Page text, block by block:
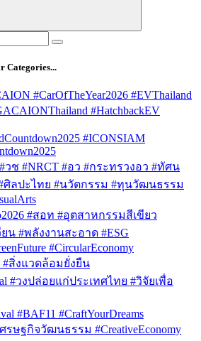
Categories...
#CarOfTheYear2026 #EVThailand
#HatchbackEV
#ICONSIAM
วช #NRCT #อว #กระทรวงอว #ทัศน
#ศิลปะไทย #นวัตกรรม #ทุนวัฒนธรรม
#สอท #อุตสาหกรรมสีเขียว
น #พลังงานสะอาด #ESG
#CircularEconomy
#สิ่งแวดล้อมยั่งยืน
#วงปล่อยแก่ประเทศไทย #วิจัยเพื่อ
#BAF11 #CraftYourDreams
ศรษฐกิจวัฒนธรรม #CreativeEconomy